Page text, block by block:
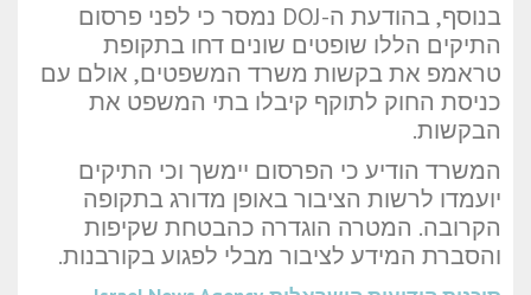
בנוסף, בהודעת ה-DOJ נמסר כי לפני פרסום
התיקים הללו שופטים שונים דחו בתקופת
טראמפ את בקשות משרד המשפטים, אולם עם
כניסת החוק לתוקף קיבלו בתי המשפט את
הבקשות.
המשרד הודיע כי הפרסום יימשך וכי התיקים
יועמדו לרשות הציבור באופן מדורג בתקופה
הקרובה. המטרה הוגדרה כהבטחת שקיפות
והסברת המידע לציבור מבלי לפגוע בקורבנות.